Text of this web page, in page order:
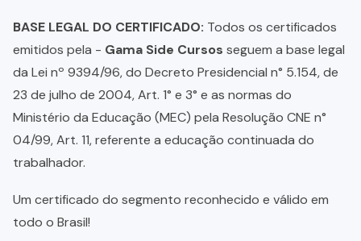
BASE LEGAL DO CERTIFICADO: Todos os certificados
emitidos pela - Gama Side Cursos seguem a base legal
da Lei nº 9394/96, do Decreto Presidencial n° 5.154, de
23 de julho de 2004, Art. 1° e 3° e as normas do
Ministério da Educação (MEC) pela Resolução CNE n°
04/99, Art. 11, referente a educação continuada do
trabalhador.
Um certificado do segmento reconhecido e válido em
todo o Brasil!